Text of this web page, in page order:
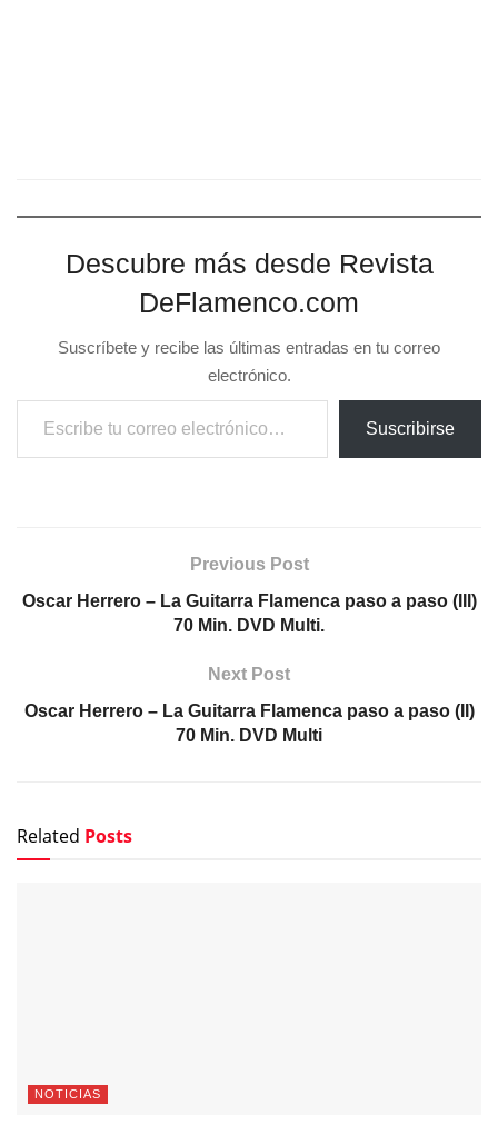
70 Min. DVD Multi.
Oscar Herrero – La Guitarra Flamenca paso a paso (II)
70 Min. DVD Multi
Pepe Habichuela, el toque que hizo avanzar la